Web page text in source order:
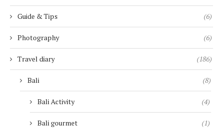
Guide & Tips (6)
Photography (6)
Travel diary (186)
Bali (8)
Bali Activity (4)
Bali gourmet (1)